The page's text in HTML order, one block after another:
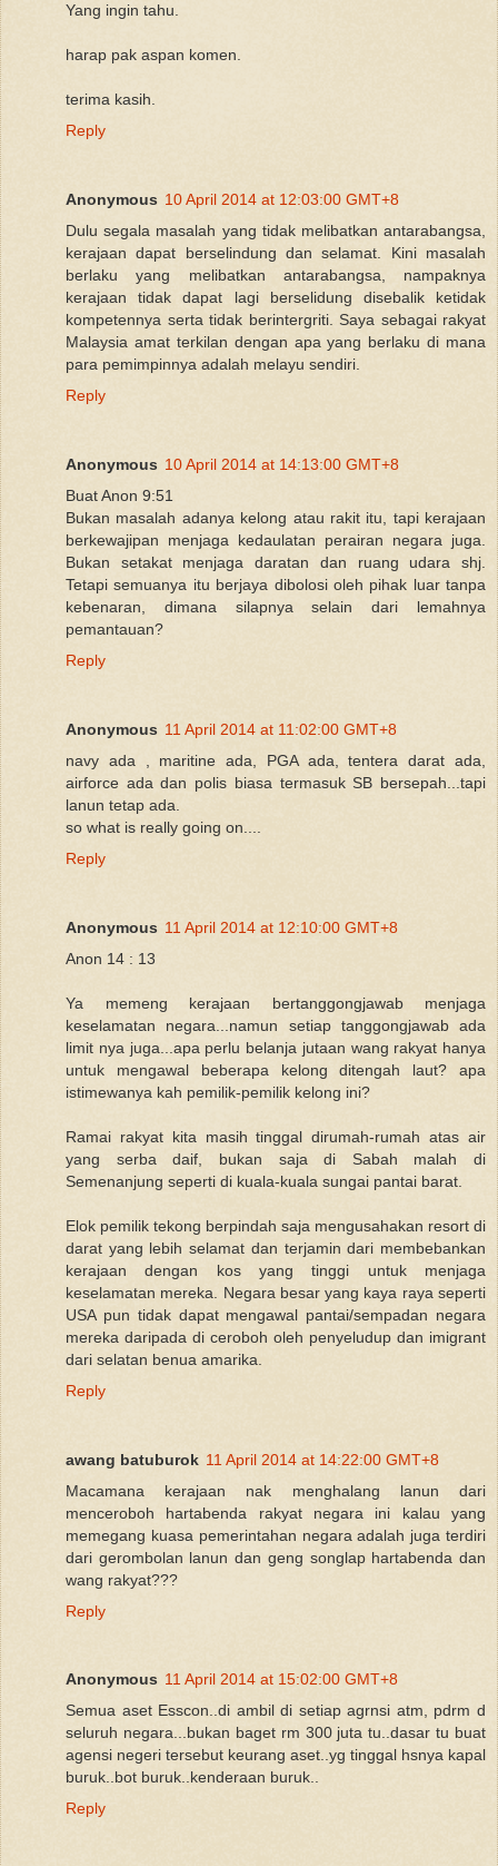
Yang ingin tahu.
harap pak aspan komen.
terima kasih.
Reply
Anonymous 10 April 2014 at 12:03:00 GMT+8
Dulu segala masalah yang tidak melibatkan antarabangsa,
kerajaan dapat berselindung dan selamat. Kini masalah
berlaku yang melibatkan antarabangsa, nampaknya
kerajaan tidak dapat lagi berselidung disebalik ketidak
kompetennya serta tidak berintergriti. Saya sebagai rakyat
Malaysia amat terkilan dengan apa yang berlaku di mana
para pemimpinnya adalah melayu sendiri.
Reply
Anonymous 10 April 2014 at 14:13:00 GMT+8
Buat Anon 9:51
Bukan masalah adanya kelong atau rakit itu, tapi kerajaan
berkewajipan menjaga kedaulatan perairan negara juga.
Bukan setakat menjaga daratan dan ruang udara shj.
Tetapi semuanya itu berjaya dibolosi oleh pihak luar tanpa
kebenaran, dimana silapnya selain dari lemahnya
pemantauan?
Reply
Anonymous 11 April 2014 at 11:02:00 GMT+8
navy ada , maritine ada, PGA ada, tentera darat ada,
airforce ada dan polis biasa termasuk SB bersepah...tapi
lanun tetap ada.
so what is really going on....
Reply
Anonymous 11 April 2014 at 12:10:00 GMT+8
Anon 14 : 13
Ya memeng kerajaan bertanggongjawab menjaga
keselamatan negara...namun setiap tanggongjawab ada
limit nya juga...apa perlu belanja jutaan wang rakyat hanya
untuk mengawal beberapa kelong ditengah laut? apa
istimewanya kah pemilik-pemilik kelong ini?
Ramai rakyat kita masih tinggal dirumah-rumah atas air
yang serba daif, bukan saja di Sabah malah di
Semenanjung seperti di kuala-kuala sungai pantai barat.
Elok pemilik tekong berpindah saja mengusahakan resort di
darat yang lebih selamat dan terjamin dari membebankan
kerajaan dengan kos yang tinggi untuk menjaga
keselamatan mereka. Negara besar yang kaya raya seperti
USA pun tidak dapat mengawal pantai/sempadan negara
mereka daripada di ceroboh oleh penyeludup dan imigrant
dari selatan benua amarika.
Reply
awang batuburok 11 April 2014 at 14:22:00 GMT+8
Macamana kerajaan nak menghalang lanun dari
menceroboh hartabenda rakyat negara ini kalau yang
memegang kuasa pemerintahan negara adalah juga terdiri
dari gerombolan lanun dan geng songlap hartabenda dan
wang rakyat???
Reply
Anonymous 11 April 2014 at 15:02:00 GMT+8
Semua aset Esscon..di ambil di setiap agrnsi atm, pdrm d
seluruh negara...bukan baget rm 300 juta tu..dasar tu buat
agensi negeri tersebut keurang aset..yg tinggal hsnya kapal
buruk..bot buruk..kenderaan buruk..
Reply